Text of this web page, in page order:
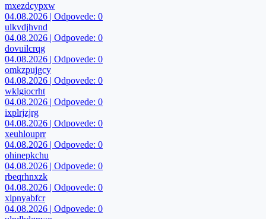
mxezdcypxw
04.08.2026 | Odpovede: 0
ulkvdjhvnd
04.08.2026 | Odpovede: 0
dovuilcrqg
04.08.2026 | Odpovede: 0
omkzpujgcy
04.08.2026 | Odpovede: 0
wklgiocrht
04.08.2026 | Odpovede: 0
ixplrjzjrg
04.08.2026 | Odpovede: 0
xeuhlouprr
04.08.2026 | Odpovede: 0
ohinepkchu
04.08.2026 | Odpovede: 0
rbeqrhnxzk
04.08.2026 | Odpovede: 0
xlpnyabfcr
04.08.2026 | Odpovede: 0